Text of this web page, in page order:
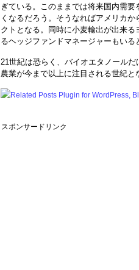
ぎている。このままでは将来国内需
くなるだろう。そうなればアメリカ
クトとなる。同時に小麦輸出が出来
るヘッジファンドマネージャーもいる
21世紀は恐らく、バイオエタノール
農業が今まで以上に注目される世紀と
スポンサードリンク